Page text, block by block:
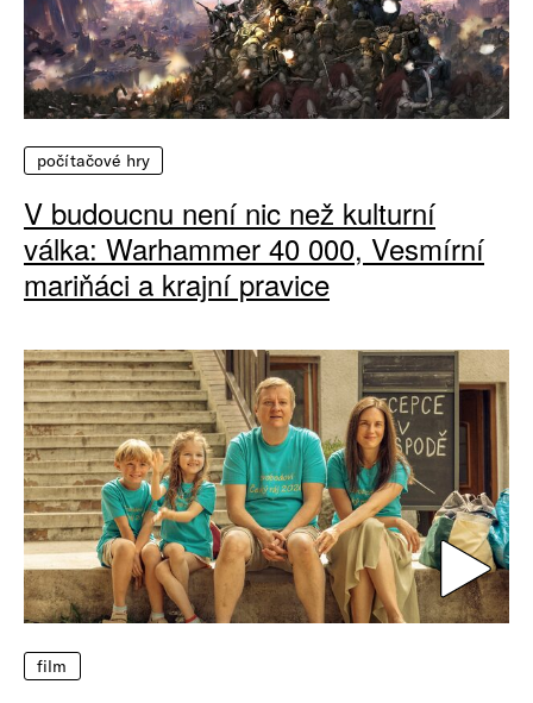
počítačové hry
V budoucnu není nic než kulturní
válka: Warhammer 40 000, Vesmírní
mariňáci a krajní pravice
film